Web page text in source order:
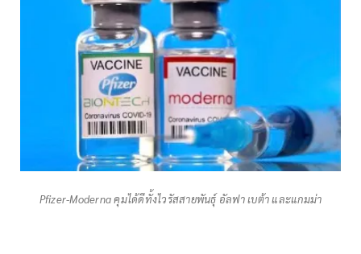
Pfizer-Moderna คุมได้ดีทั้งไวรัสสายพันธุ์ อัลฟา เบต้า และแกมม่า